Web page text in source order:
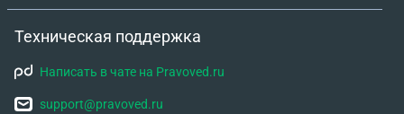
Техническая поддержка
Написать в чате на Pravoved.ru
support@pravoved.ru